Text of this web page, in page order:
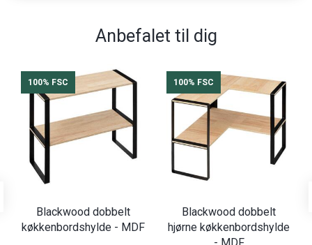
Anbefalet til dig
100% FSC
Blackwood dobbelt
køkkenbordshylde - MDF
100% FSC
Blackwood dobbelt
hjørne køkkenbordshylde